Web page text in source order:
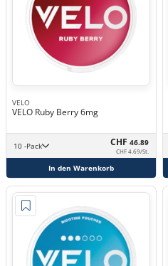
VELO
VELO Ruby Berry 6mg
10 -Pack CHF 46.89
CHF 4.69/St.
In den Warenkorb